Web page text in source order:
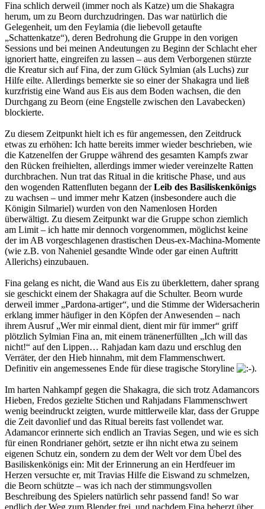
Fina schlich derweil (immer noch als Katze) um die Shakagra
herum, um zu Beorn durchzudringen. Das war natürlich die
Gelegenheit, um den Feylamia (die liebevoll getaufte
„Schattenkatze“), deren Bedrohung die Gruppe in den vorigen
Sessions und bei meinen Andeutungen zu Beginn der Schlacht eher
ignoriert hatte, eingreifen zu lassen – aus dem Verborgenen stürzte
die Kreatur sich auf Fina, der zum Glück Sylmian (als Luchs) zur
Hilfe eilte. Allerdings bemerkte sie so einer der Shakagra und ließ
kurzfristig eine Wand aus Eis aus dem Boden wachsen, die den
Durchgang zu Beorn (eine Engstelle zwischen den Lavabecken)
blockierte.
Zu diesem Zeitpunkt hielt ich es für angemessen, den Zeitdruck
etwas zu erhöhen: Ich hatte bereits immer wieder beschrieben, wie
die Katzenelfen der Gruppe während des gesamten Kampfs zwar
den Rücken freihielten, allerdings immer wieder vereinzelte Ratten
durchbrachen. Nun trat das Ritual in die kritische Phase, und aus
den wogenden Rattenfluten begann derLeib des Basiliskenkönigs
zu wachsen – und immer mehr Katzen (insbesondere auch die
Königin Silmariel) wurden von den Namenlosen Horden
überwältigt. Zu diesem Zeitpunkt war die Gruppe schon ziemlich
am Limit – ich hatte mir dennoch vorgenommen, möglichst keine
der im AB vorgeschlagenen drastischen Deus-ex-Machina-Momente
(wie z.B. von Naheniel gesandte Winde oder gar einen Auftritt
Allerichs) einzubauen.
Fina gelang es nicht, die Wand aus Eis zu überklettern, daher sprang
sie geschickt einem der Shakagra auf die Schulter. Beorn wurde
derweil immer „Pardona-artiger“, und die Stimme der Widersacherin
erklang immer häufiger in den Köpfen der Anwesenden – nach
ihrem Ausruf „Wer mir einmal dient, dient mir für immer“ griff
plötzlich Sylmian Fina an, mit einem tränenerfüllten „Ich will das
nicht!“ auf den Lippen… Rahjadan kam dazu und erschlug den
Verräter, der den Hieb hinnahm, mit dem Flammenschwert.
Definitiv ein angemessenes Ende für diese tragische Storyline
.
Im harten Nahkampf gegen die Shakagra, die sich trotz Adamancors
Hieben, Fredos gezielte Stichen und Rahjadans Flammenschwert
wenig beeindruckt zeigten, wurde mittlerweile klar, dass der Gruppe
die Zeit davonlief und das Ritual bereits fast vollendet war.
Adamancor erinnerte sich endlich an Travias Segen, und wie es sich
für einen Rondrianer gehört, setzte er ihn nicht etwa zu seinem
eigenen Schutz ein, sondern zu dem der Welt vor dem Übel des
Basiliskenkönigs ein: Mit der Erinnerung an ein Herdfeuer im
Herzen versuchte er, mit Travias Hilfe die Eiswand zu schmelzen,
die Beorn schützte – was ich nach der stimmungsvollen
Beschreibung des Spielers natürlich sehr passend fand! So war